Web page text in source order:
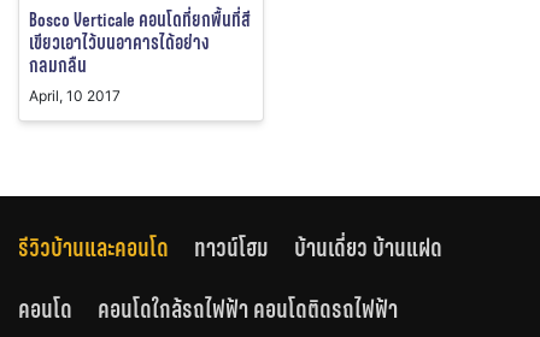
Bosco Verticale คอนโดที่ยกพื้นที่สี
เขียวเอาไว้บนอาคารได้อย่าง
กลมกลืน
April, 10 2017
รีวิวบ้านและคอนโด ทาวน์โฮม
บ้านเดี่ยว บ้านแฝด
คอนโด
คอนโดใกล้รถไฟฟ้า คอนโดติดรถไฟฟ้า